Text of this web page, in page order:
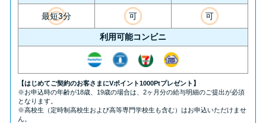
最短3分 可 可
利用可能コンビニ
【はじめてご契約のお客さまにVポイント1000Ptプレゼント】
※お申込時の年齢が18歳、19歳の場合は、2ヶ月分の給与明細のご提出が必須
となります。
※高校生（定時制高校生および高等専門学校生も含む）はお申込いただけませ
ん。